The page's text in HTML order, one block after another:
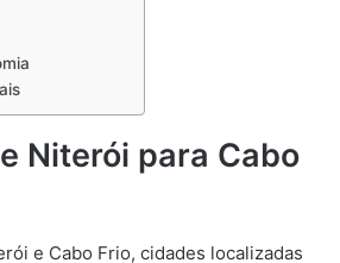
Niterói para Cabo
e Cabo Frio, cidades localizadas